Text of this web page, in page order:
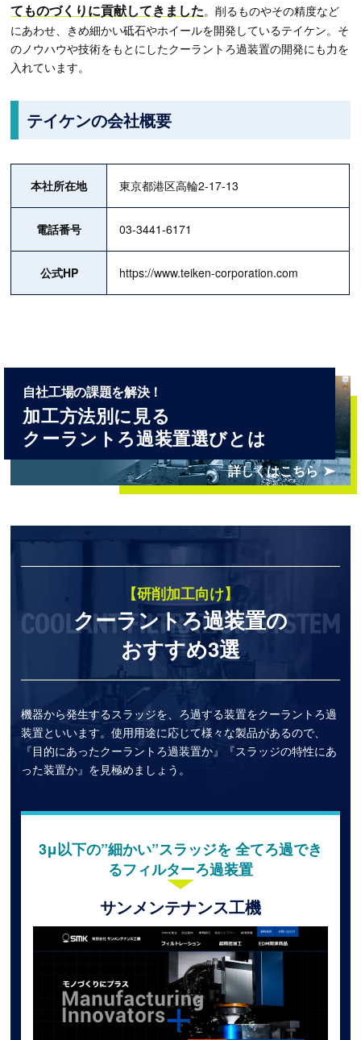
てものづくりに貢献してきました。削るものやその精度など
にあわせ、きめ細かい砥石やホイールを開発しているテイケン。そ
のノウハウや技術をもとにしたクーラントろ過装置の開発にも力を
入れています。
テイケンの会社概要
本社所在地 東京都港区高輪2-17-13
電話番号 03-3441-6171
公式HP https://www.teiken-corporation.com
⾃社⼯場の課題を解決！
加工方法別に見る
クーラントろ過装置選びとは
詳しくはこちら
【研削加工向け】
クーラントろ過装置の
おすすめ3選
機器から発生するスラッジを、ろ過する装置をクーラントろ過
装置といいます。使用用途に応じて様々な製品があるので、
『目的にあったクーラントろ過装置か』『スラッジの特性にあ
った装置か』を見極めましょう。
3μ以下の”細かい”スラッジを 全てろ過でき
るフィルターろ過装置
サンメンテナンス工機